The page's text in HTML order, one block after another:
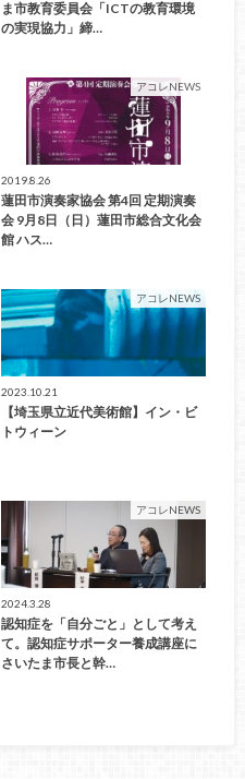
ま市教育委員会「ICTの教育環境
の実現協力」締…
アコレNEWS
2019.8.26
蓮田市演奏家協会 第4回 定期演奏
会 9月8日（日）蓮田市総合文化会
館 ハス…
アコレNEWS
2023.10.21
【埼玉県立近代美術館】イン・ビ
トウィーン
アコレNEWS
2024.3.28
認知症を「自分ごと」として考え
て。認知症サポーター養成講座に
さいたま市長と幹…